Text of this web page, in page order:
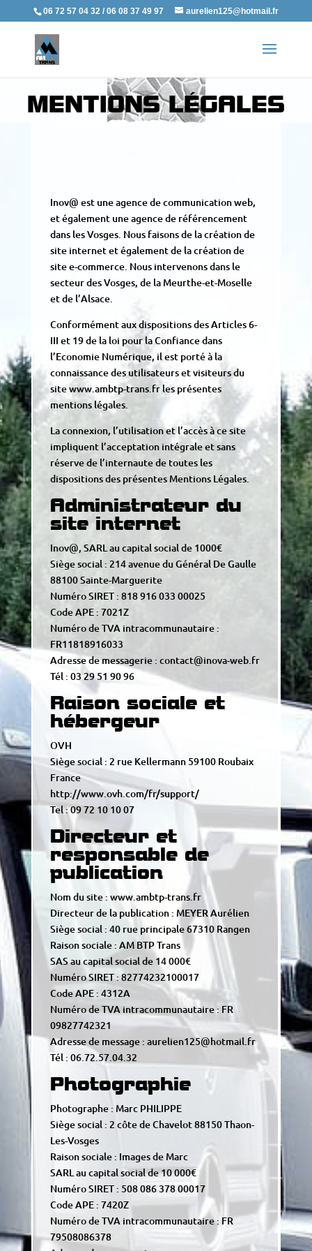
06 72 57 04 32 / 06 08 37 49 97 aurelien125@hotmail.fr
MENTIONS LÉGALES
Inov@ est une agence de communication web,
et également une agence de référencement
dans les Vosges. Nous faisons de la création de
site internet et également de la création de
site e-commerce. Nous intervenons dans le
secteur des Vosges, de la Meurthe-et-Moselle
et de l’Alsace.
Conformément aux dispositions des Articles 6-
III et 19 de la loi pour la Confiance dans
l’Economie Numérique, il est porté à la
connaissance des utilisateurs et visiteurs du
site www.ambtp-trans.fr les présentes
mentions légales.
La connexion, l’utilisation et l’accès à ce site
impliquent l’acceptation intégrale et sans
réserve de l’internaute de toutes les
dispositions des présentes Mentions Légales.
Administrateur du
site internet
Inov@, SARL au capital social de 1000€
Siège social : 214 avenue du Général De Gaulle
88100 Sainte-Marguerite
Numéro SIRET : 818 916 033 00025
Code APE : 7021Z
Numéro de TVA intracommunautaire :
FR11818916033
Adresse de messagerie : contact@inova-web.fr
Tél : 03 29 51 90 96
Raison sociale et
hébergeur
OVH
Siège social : 2 rue Kellermann 59100 Roubaix
France
http://www.ovh.com/fr/support/
Tel : 09 72 10 10 07
Directeur et
responsable de
publication
Nom du site : www.ambtp-trans.fr
Directeur de la publication : MEYER Aurélien
Siège social : 40 rue principale 67310 Rangen
Raison sociale : AM BTP Trans
SAS au capital social de 14 000€
Numéro SIRET : 82774232100017
Code APE : 4312A
Numéro de TVA intracommunautaire : FR
09827742321
Adresse de message : aurelien125@hotmail.fr
Tél : 06.72.57.04.32
Photographie
Photographe : Marc PHILIPPE
Siège social : 2 côte de Chavelot 88150 Thaon-
Les-Vosges
Raison sociale : Images de Marc
SARL au capital social de 10 000€
Numéro SIRET : 508 086 378 00017
Code APE : 7420Z
Numéro de TVA intracommunautaire : FR
79508086378